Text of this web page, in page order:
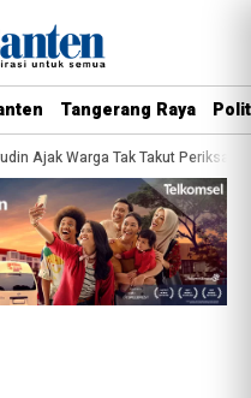
Tangerang Raya
Ajak Warga Tak Takut Periksa